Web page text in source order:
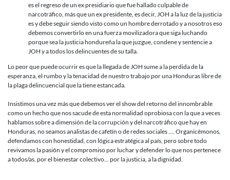
es el regreso de un ex presidiario que fue hallado culpable de
narcotráfico, más que un ex presidente, es decir, JOH a la luz de la justicia
es y debe seguir siendo visto como un hombre derrotado y a nosotros eso
debemos convertirlo en una fuerza movilizadora que siga luchando
porque sea la justicia hondureña la que juzgue, condene y sentencie a
JOH y a todos los delincuentes de su talla.
Lo peor que puede ocurrir es que la llegada de JOH sume a la perdida de la
esperanza, el rumbo y la tenacidad de nuestro trabajo por una Honduras libre de
la plaga delincuencial que la tiene estancada.
Insistimos una vez más que debemos ver el show del retorno del innombrable
como un hecho que nos sacude de esta normalidad oprobiosa con la que a veces
hablamos sobre a dimensión de la corrupción y del narcotráfico que hay en
Honduras, no seamos analistas de cafetín o de redes sociales …. Organicémonos,
defendamos con honestidad, con lógica estratégica al país, pero sobre todo
revivamos la pasión y el compromiso por luchar y defender lo que nos pertenece
a todos/as, por el bienestar colectivo… por la justicia, a la dignidad.